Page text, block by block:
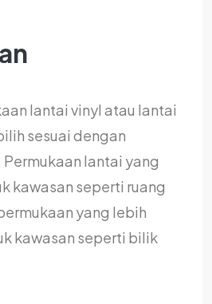
lantai vinyl atau lantai
sesuai dengan
lantai yang
kawasan seperti ruang
yang lebih
kawasan seperti bilik